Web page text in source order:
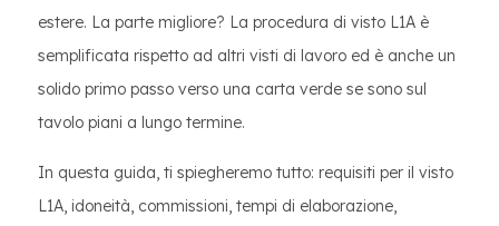
estere. La parte migliore? La procedura di visto L1A è
semplificata rispetto ad altri visti di lavoro ed è anche un
solido primo passo verso una carta verde se sono sul
tavolo piani a lungo termine.
In questa guida, ti spiegheremo tutto: requisiti per il visto
L1A, idoneità, commissioni, tempi di elaborazione,